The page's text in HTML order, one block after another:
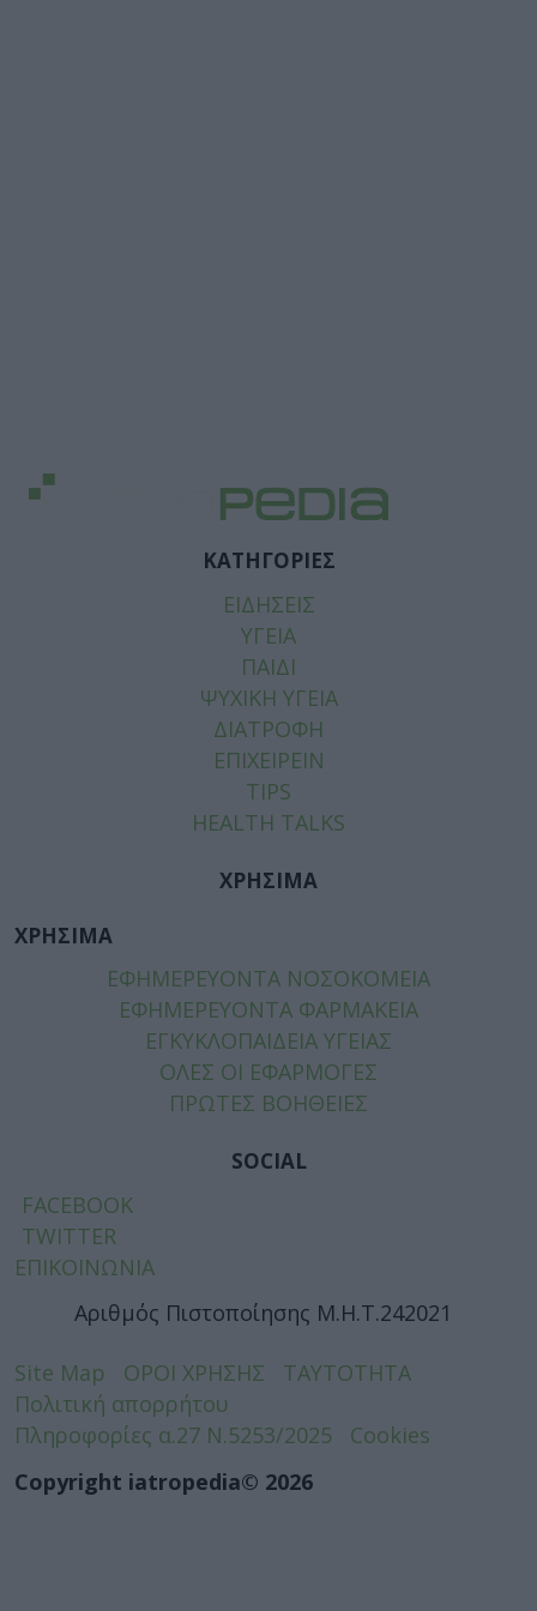
ΚΑΤΗΓΟΡΙΕΣ
ΕΙΔΗΣΕΙΣ
ΥΓΕΙΑ
ΠΑΙΔΙ
ΨΥΧΙΚΗ ΥΓΕΙΑ
ΔΙΑΤΡΟΦΗ
ΕΠΙΧΕΙΡΕΙΝ
TIPS
HEALTH TALKS
ΧΡΗΣΙΜΑ
ΧΡΗΣΙΜΑ
ΕΦΗΜΕΡΕΥΟΝΤΑ ΝΟΣΟΚΟΜΕΙΑ
ΕΦΗΜΕΡΕΥΟΝΤΑ ΦΑΡΜΑΚΕΙΑ
ΕΓΚΥΚΛΟΠΑΙΔΕΙΑ ΥΓΕΙΑΣ
ΟΛΕΣ ΟΙ ΕΦΑΡΜΟΓΕΣ
ΠΡΩΤΕΣ ΒΟΗΘΕΙΕΣ
SOCIAL
FACEBOOK
TWITTER
ΕΠΙΚΟΙΝΩΝΙΑ
Αριθμός Πιστοποίησης Μ.Η.Τ.242021
Site Map ΟΡΟΙ ΧΡΗΣΗΣ
ΤΑΥΤΟΤΗΤΑ
Πολιτική απορρήτου
Πληροφορίες α.27 Ν.5253/2025
Cookies
Copyright iatropedia© 2026